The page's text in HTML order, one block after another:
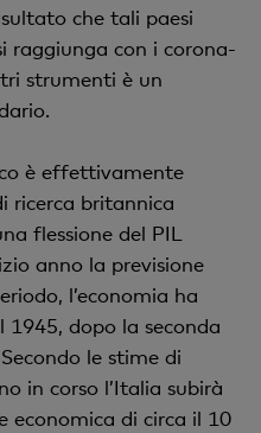
che tali paesi
raggiunga con i corona-
strumenti è un
è effettivamente
ricerca britannica
flessione del PIL
anno la previsione
l’economia ha
1945, dopo la seconda
le stime di
in corso l’Italia subirà
economica di circa il 10